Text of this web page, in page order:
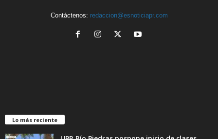
Contáctenos: redaccion@esnoticiapr.com
Lo más reciente